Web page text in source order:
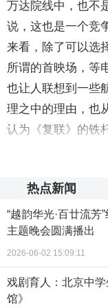
万达院线中，也不
说，这也是一个竞
来看，除了可以选
所谓的首映场，等
也让人联想到一些
理之中的理由，也
认为《复联》的铁
热点新闻
“越韵华光·百廿流芳
主题晚会圆满播出
2026-06-02 15:09:11
戏剧育人：北京中
馆》